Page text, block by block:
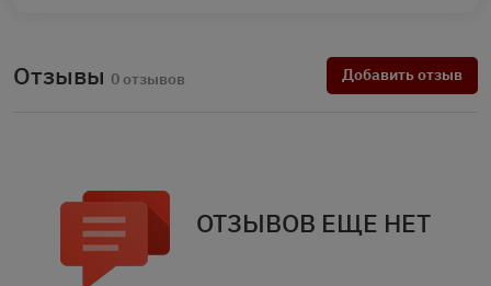
Отзывы 0 отзывов Добавить отзыв
ОТЗЫВОВ ЕЩЕ НЕТ